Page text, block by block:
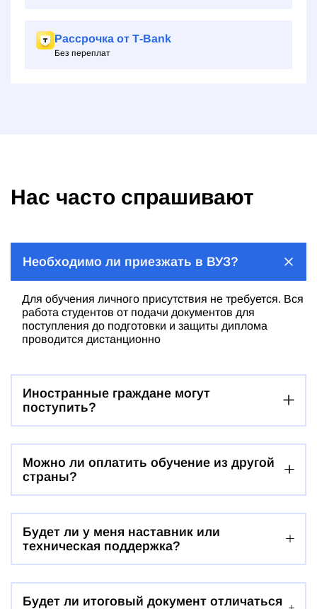
Рассрочка от Т‑Bank
Без переплат
Нас часто спрашивают
Необходимо ли приезжать в ВУЗ?
Для обучения личного присутствия не требуется. Вся
работа студентов от подачи документов для
поступления до подготовки и защиты диплома
проводится дистанционно
Иностранные граждане могут
поступить?
Можно ли оплатить обучение из другой
страны?
Будет ли у меня наставник или
техническая поддержка?
Будет ли итоговый документ отличаться